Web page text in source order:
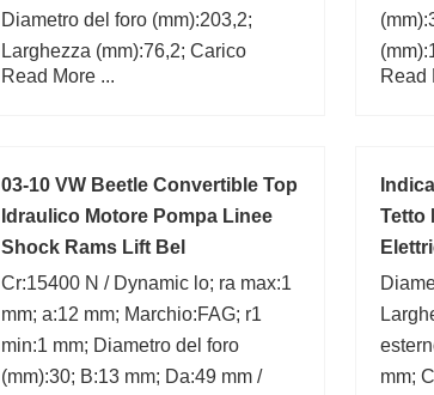
Diametro del foro (mm):203,2;
Larghezza (mm):76,2; Carico
statico di base (C0):1470 kN;
Read More ... Read
03-10 VW Beetle Convertible Top
Idraulico Motore Pompa Linee
Shock Rams Lift Bel
Cr:15400 N / Dynamic lo; ra max:1
mm; a:12 mm; Marchio:FAG; r1
min:1 mm; Diametro del foro
(mm):30; B:13 mm; Da:49 mm /
Tetto
mm;